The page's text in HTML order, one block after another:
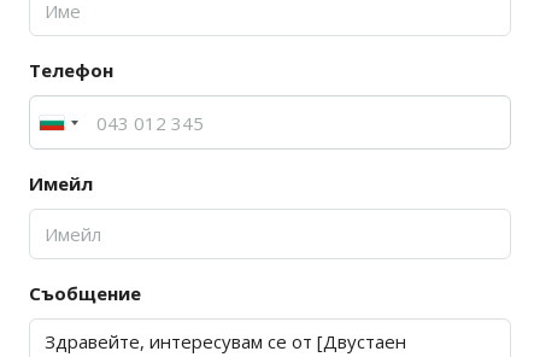
Телефон
Имейл
Съобщение